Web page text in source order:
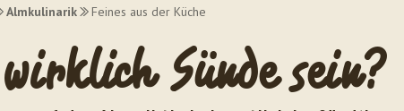
Almkulinarik Feines aus der Küche
Sünde sein?